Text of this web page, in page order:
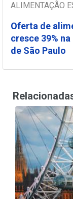
ALIMENTAÇÃO
Oferta de
cresce 39%
de São Paulo